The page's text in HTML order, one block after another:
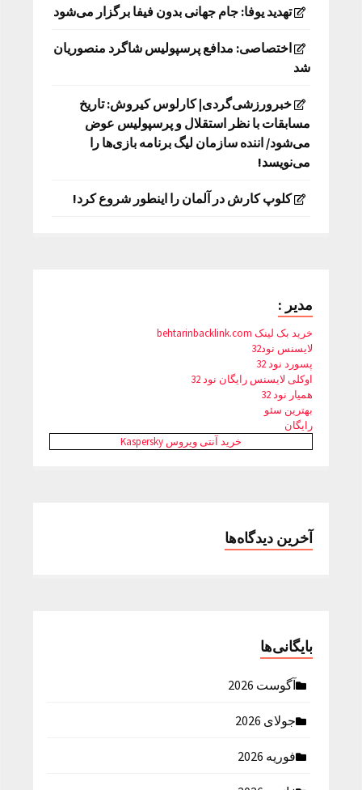
تهدید یوفا: جام جهانی بدون فیفا برگزار می‌شود
اختصاصی: مدافع پرسپولیس شاگرد منصوریان
شد
خبرورزشی‌گردی| کارلوس کیروش: تاریخ
مسابقات با نظر استقلال و پرسپولیس عوض
می‌شود/ اننده سازمان لیگ برنامه بازی‌ها را
می‌نویسد!
کلوپ کارش در آلمان را اینطور شروع کرد!
مدیر :
خرید بک لینک behtarinbacklink.com
لایسنس نود32
پسورد نود 32
اوکلی لایسنس رایگان نود 32
همیار نود 32
بهترین سئو
رایگان
خرید آنتی ویروس Kaspersky
آخرین دیدگاه‌ها
بایگانی‌ها
آگوست 2026
جولای 2026
فوریه 2026